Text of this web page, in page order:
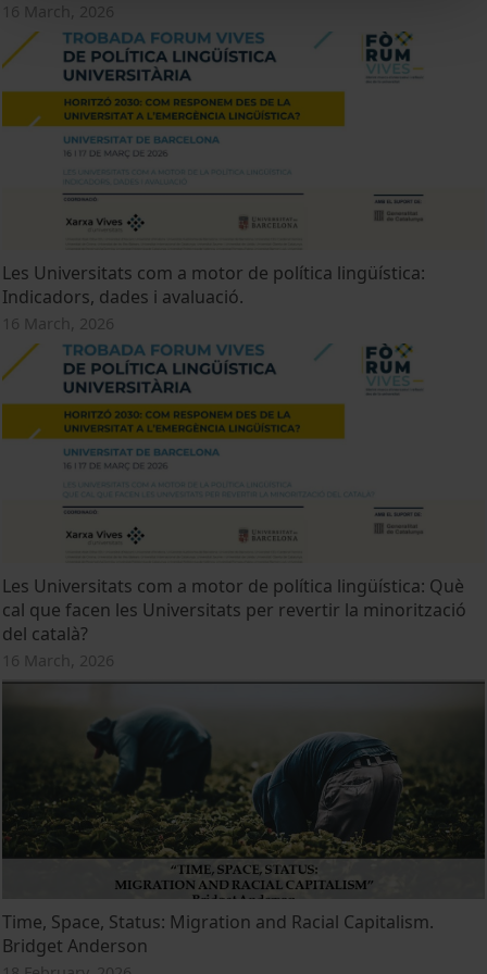
16 March, 2026
Les Universitats com a motor de política lingüística:
Indicadors, dades i avaluació.
16 March, 2026
Les Universitats com a motor de política lingüística: Què
cal que facen les Universitats per revertir la minorització
del català?
16 March, 2026
Time, Space, Status: Migration and Racial Capitalism.
Bridget Anderson